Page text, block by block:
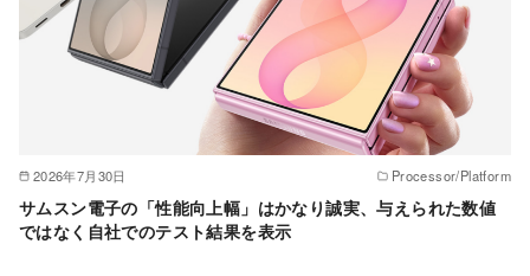
2026年7月30日 Processor/Platform
サムスン電子の「性能向上幅」はかなり誠実、与えられた数値
ではなく自社でのテスト結果を表示